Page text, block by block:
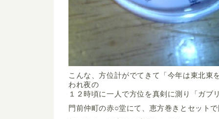
こんな、方位計がでてきて「今年は東北東
われ夜の
１２時頃に一人で方位を真剣に測り「ガブ
門前仲町の赤○堂にて、恵方巻きとセット